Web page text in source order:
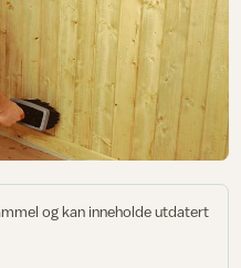
og kan inneholde utdatert